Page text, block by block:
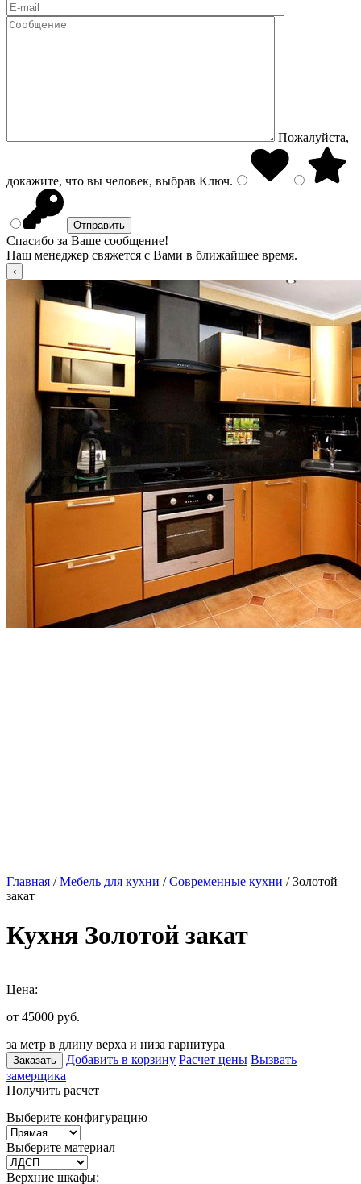
Пожалуйста,
докажите, что вы человек, выбрав Ключ.
Спасибо за Ваше сообщение!
Наш менеджер свяжется с Вами в ближайшее время.
Главная /Мебель для кухни /Современные кухни / Золотой
закат
Кухня Золотой закат
Цена:
от 45000 руб.
за метр в длину верха и низа гарнитура
Заказать Добавить в корзину Расчет цены Вызвать
замерщика
Получить расчет
Выберите конфигурацию
Выберите материал
Верхние шкафы: